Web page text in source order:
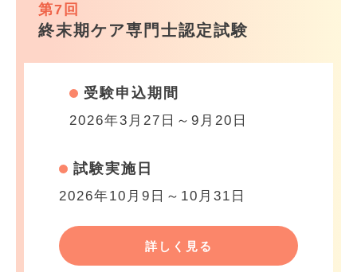
第7回
終末期ケア専門士認定試験
受験申込期間
2026年3月27日～9月20日
試験実施日
2026年10月9日～10月31日
詳しく見る